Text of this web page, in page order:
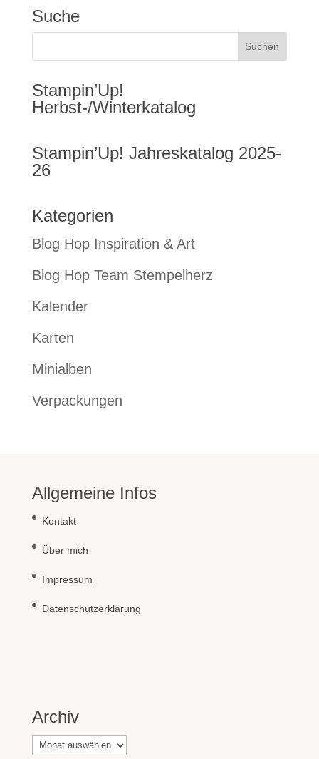
Suche
Stampin’Up!
Herbst-/Winterkatalog
Stampin’Up! Jahreskatalog 2025-
26
Kategorien
Blog Hop Inspiration & Art
Blog Hop Team Stempelherz
Kalender
Karten
Minialben
Verpackungen
Allgemeine Infos
Kontakt
Über mich
Impressum
Datenschutzerklärung
Archiv
Archiv